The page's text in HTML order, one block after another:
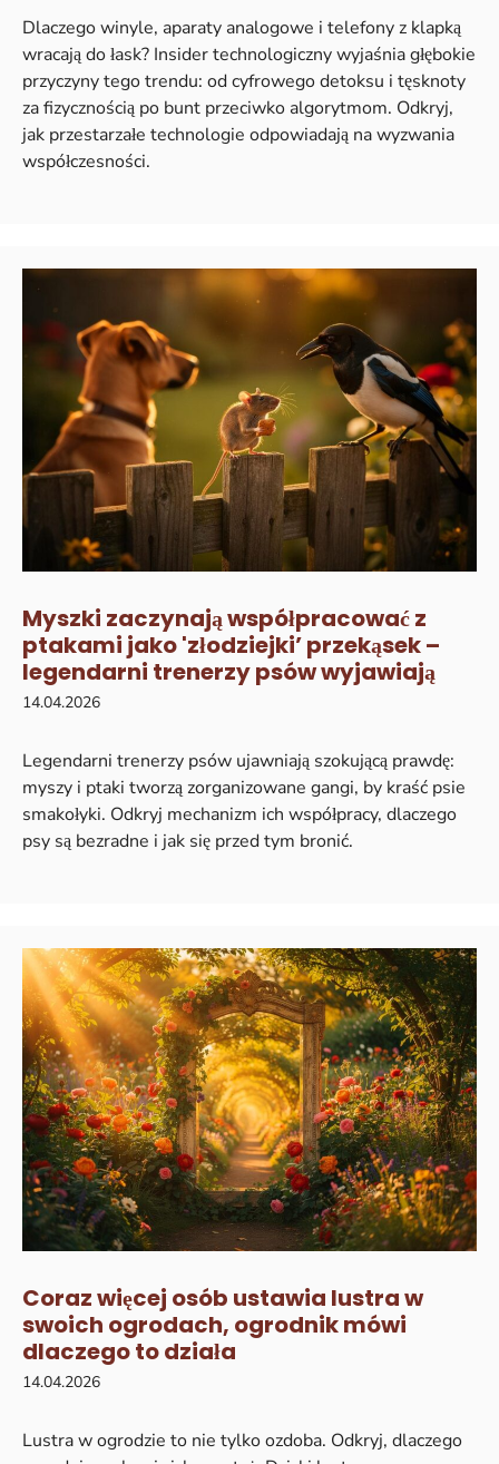
Dlaczego winyle, aparaty analogowe i telefony z klapką
wracają do łask? Insider technologiczny wyjaśnia głębokie
przyczyny tego trendu: od cyfrowego detoksu i tęsknoty
za fizycznością po bunt przeciwko algorytmom. Odkryj,
jak przestarzałe technologie odpowiadają na wyzwania
współczesności.
Myszki zaczynają współpracować z
ptakami jako 'złodziejki’ przekąsek –
legendarni trenerzy psów wyjawiają
14.04.2026
Legendarni trenerzy psów ujawniają szokującą prawdę:
myszy i ptaki tworzą zorganizowane gangi, by kraść psie
smakołyki. Odkryj mechanizm ich współpracy, dlaczego
psy są bezradne i jak się przed tym bronić.
Coraz więcej osób ustawia lustra w
swoich ogrodach, ogrodnik mówi
dlaczego to działa
14.04.2026
Lustra w ogrodzie to nie tylko ozdoba. Odkryj, dlaczego